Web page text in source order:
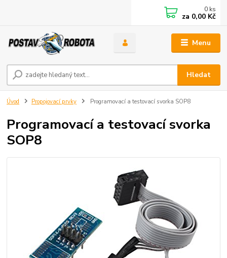
Menu
Hledat
0 ks
za 0,00 Kč
Úvod Propojovací prvky Programovací a testovací svorka SOP8
Programovací a testovací svorka
SOP8